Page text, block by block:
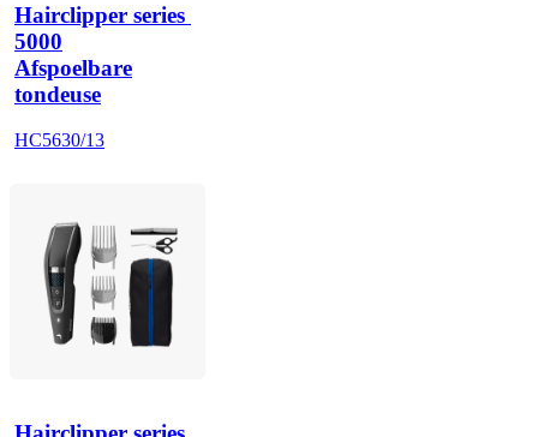
Hairclipper series
5000
Afspoelbare
tondeuse
HC5630/13